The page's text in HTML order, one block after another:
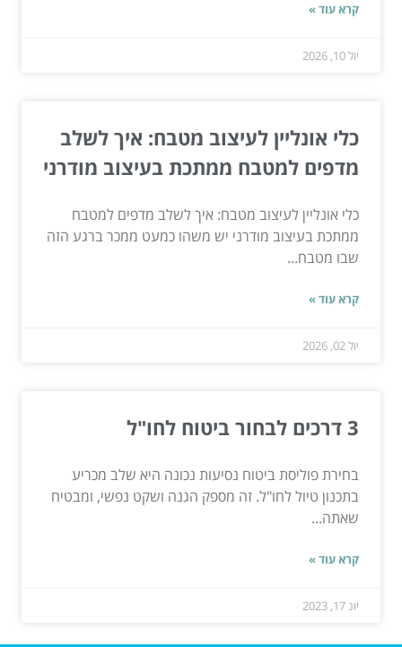
קרא עוד »
יול 10, 2026
כלי אונליין לעיצוב מטבח: איך לשלב
מדפים למטבח ממתכת בעיצוב מודרני
כלי אונליין לעיצוב מטבח: איך לשלב מדפים למטבח
ממתכת בעיצוב מודרני יש משהו כמעט ממכר ברגע הזה
שבו מטבח...
קרא עוד »
יול 02, 2026
3 דרכים לבחור ביטוח לחו"ל
בחירת פוליסת ביטוח נסיעות נכונה היא שלב מכריע
בתכנון טיול לחו"ל. זה מספק הגנה ושקט נפשי, ומבטיח
שאתה...
קרא עוד »
יונ 17, 2023